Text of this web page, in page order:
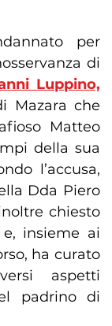
per
di
Luppino,
Mazara che
Matteo
della sua
l’accusa,
Dda Piero
chiesto
insieme ai
ha curato
aspetti
padrino di